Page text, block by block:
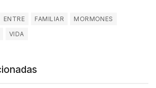
ENTRE FAMILIAR
MORMONES
VIDA